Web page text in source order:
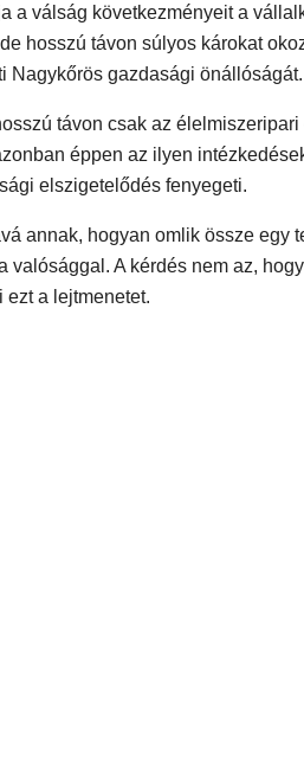
a válság következményeit a
hosszú távon súlyos károkat
Nagykőrös gazdasági önállóságát.
távon csak az
éppen az ilyen
elszigetelődés fenyegeti.
annak, hogyan omlik össze egy
valósággal. A kérdés nem az,
ezt a lejtmenetet.